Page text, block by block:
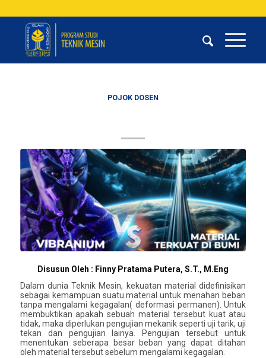
POJOK DOSEN
Disusun Oleh : Finny Pratama Putera, S.T., M.Eng
Dalam dunia Teknik Mesin, kekuatan material didefinisikan
sebagai kemampuan suatu material untuk menahan beban
tanpa mengalami kegagalan( deformasi permanen). Untuk
membuktikan apakah sebuah material tersebut kuat atau
tidak, maka diperlukan pengujian mekanik seperti uji tarik, uji
tekan dan pengujian lainya. Pengujian tersebut untuk
menentukan seberapa besar beban yang dapat ditahan
oleh material tersebut sebelum mengalami kegagalan.